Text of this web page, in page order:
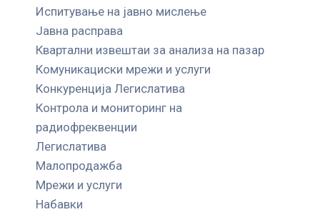
Испитување на јавно мислење
Јавна расправа
Квартални извештаи за анализа на пазар
Комуникациски мрежи и услуги
Конкуренција Легислатива
Контрола и мониторинг на
радиофреквенции
Легислатива
Малопродажба
Мрежи и услуги
Набавки